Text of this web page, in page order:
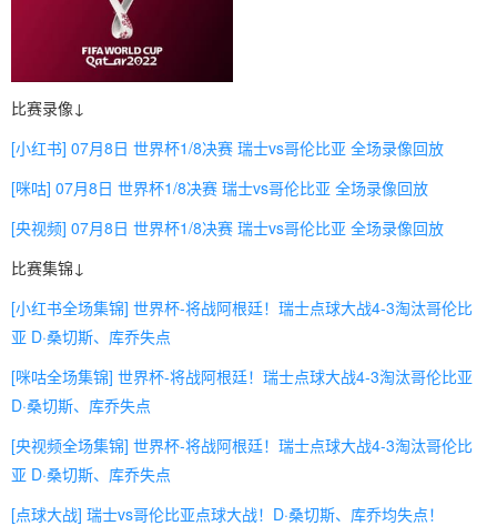
比赛录像↓
[小红书] 07月8日 世界杯1/8决赛 瑞士vs哥伦比亚 全场录像回放
[咪咕] 07月8日 世界杯1/8决赛 瑞士vs哥伦比亚 全场录像回放
[央视频] 07月8日 世界杯1/8决赛 瑞士vs哥伦比亚 全场录像回放
比赛集锦↓
[小红书全场集锦] 世界杯-将战阿根廷！瑞士点球大战4-3淘汰哥伦比
亚 D·桑切斯、库乔失点
[咪咕全场集锦] 世界杯-将战阿根廷！瑞士点球大战4-3淘汰哥伦比亚
D·桑切斯、库乔失点
[央视频全场集锦] 世界杯-将战阿根廷！瑞士点球大战4-3淘汰哥伦比
亚 D·桑切斯、库乔失点
[点球大战] 瑞士vs哥伦比亚点球大战！D·桑切斯、库乔均失点！